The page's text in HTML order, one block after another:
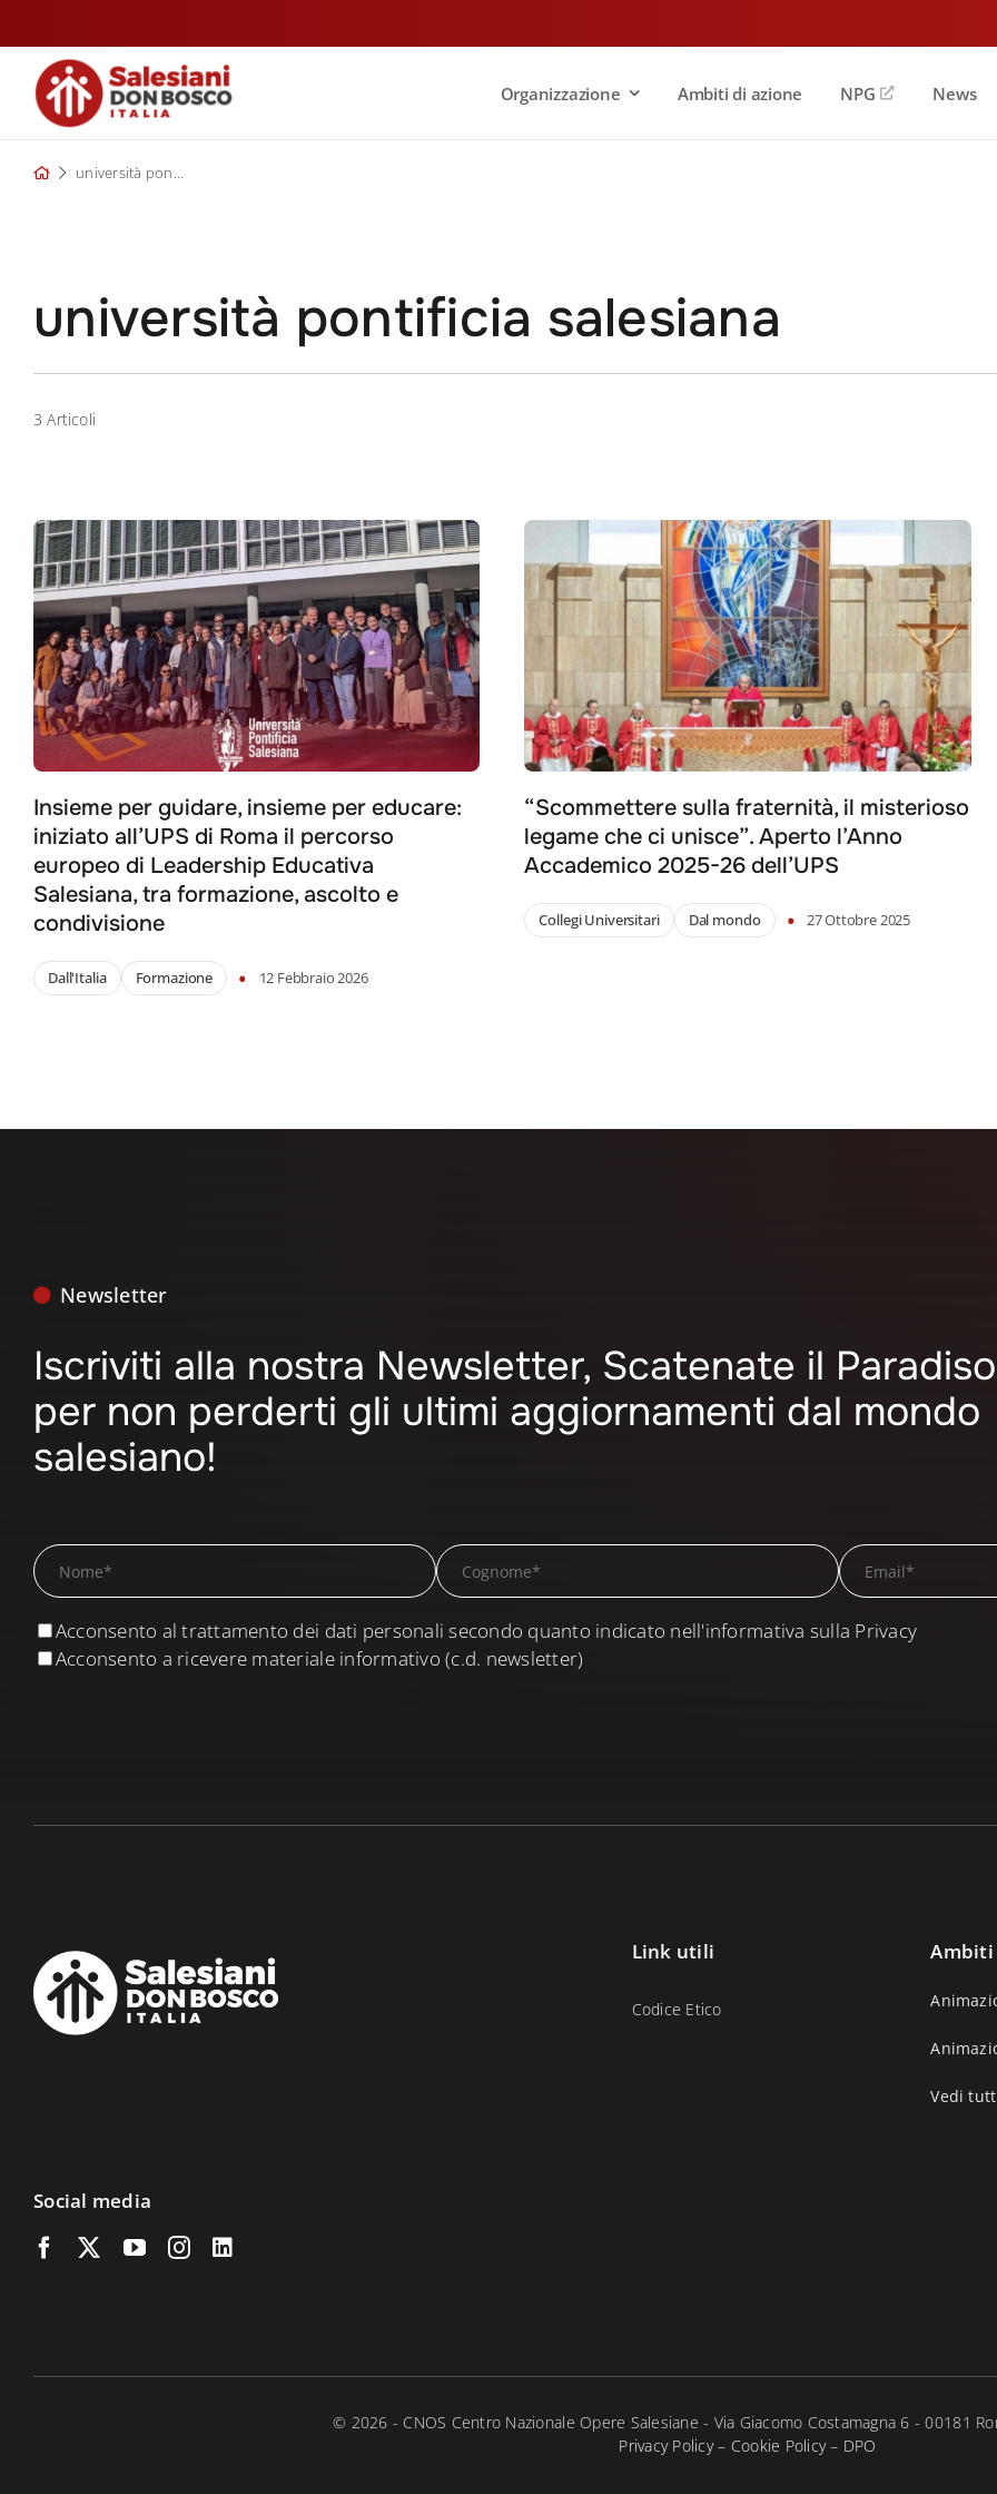
to
content
Organizzazione Ambiti di azione NPG News
università pontificia salesiana
università pontificia salesiana
3 Articoli
Insieme per guidare, insieme per educare:
iniziato all’UPS di Roma il percorso
europeo di Leadership Educativa
Salesiana, tra formazione, ascolto e
condivisione
Dall'Italia Formazione • 12 Febbraio 2026
“Scommettere sulla fraternità, il misterioso
legame che ci unisce”. Aperto l’Anno
Accademico 2025-26 dell’UPS
Collegi Universitari Dal mondo • 27 Ottobre 2025
Newsletter
Iscriviti alla nostra Newsletter, Scatenate il
per non perderti gli ultimi aggiornamenti dal mondo
salesiano!
Acconsento al trattamento dei dati personali secondo quanto indicato nell'informativa sulla Privacy
Acconsento a ricevere materiale informativo (c.d. newsletter)
Social media
Link utili
Codice Etico
Ambiti
Vedi
© 2026 - CNOS Centro Nazionale Opere Salesiane - Via Giacomo Costamagna 6 - 00181
Privacy Policy– Cookie Policy– DPO
Search